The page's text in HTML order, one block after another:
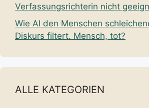
Verfassungsrichterin nicht
Wie AI den Menschen
Diskurs filtert. Mensch, tot?
ALLE KATEGORIEN